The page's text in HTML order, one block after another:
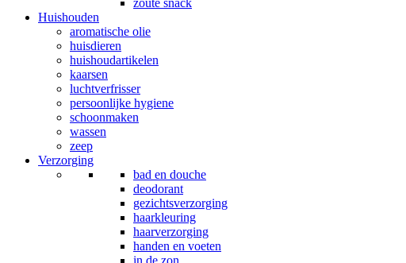
zoute snack
Huishouden
aromatische olie
huisdieren
huishoudartikelen
kaarsen
luchtverfrisser
persoonlijke hygiene
schoonmaken
wassen
zeep
Verzorging
bad en douche
deodorant
gezichtsverzorging
haarkleuring
haarverzorging
handen en voeten
in de zon